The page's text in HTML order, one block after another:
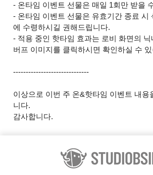
- 온타임 이벤트 선물은 매일 1회만 받을
- 온타임 이벤트 선물은 유효기간 종료 시
에 수령하시길 권해드립니다.
- 적용 중인 핫타임 효과는 로비 화면의 닉
버프 이미지를 클릭하시면 확인하실 수
------------------------------
이상으로 이번 주 온&핫타임 이벤트 내용
니다.
감사합니다.